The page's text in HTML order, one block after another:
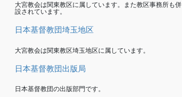
大宮教会は関東教区に属しています。また教区事務所も併
設されています。
日本基督教団埼玉地区
大宮教会は関東教区埼玉地区に属しています。
日本基督教団出版局
日本基督教団の出版部門です。